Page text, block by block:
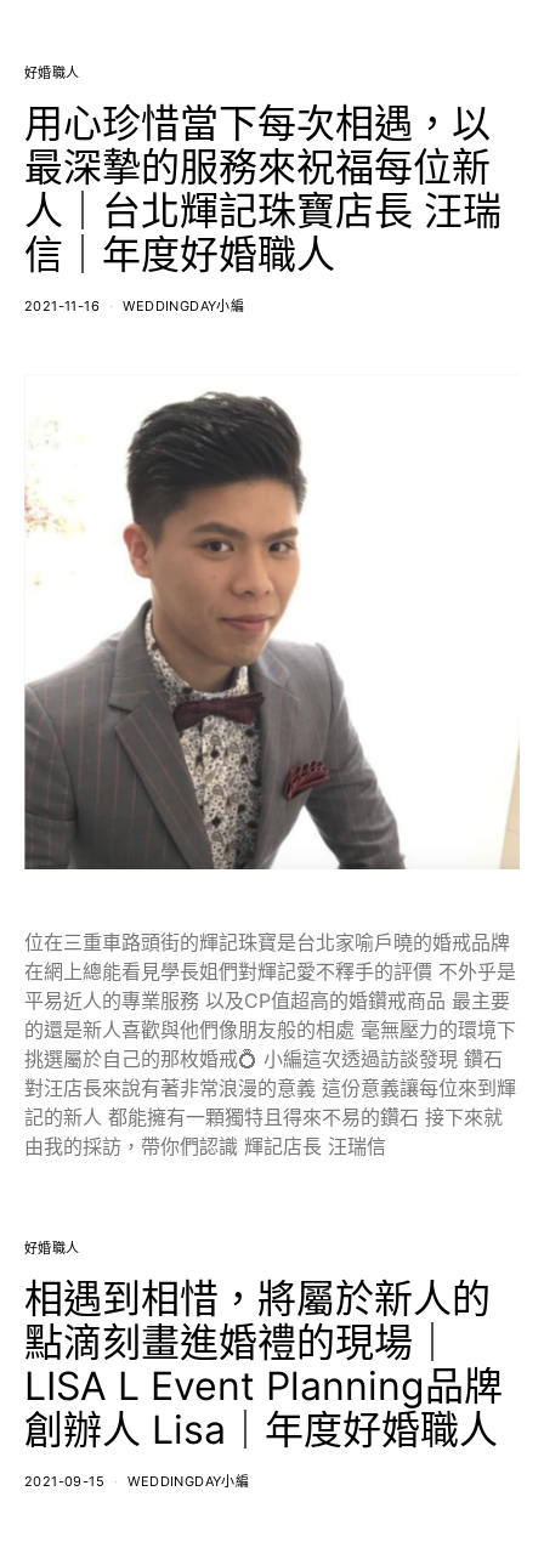
好婚職人
用心珍惜當下每次相遇，以
最深摯的服務來祝福每位新
人｜台北輝記珠寶店長 汪瑞
信｜年度好婚職人
2021-11-16 WEDDINGDAY小編
位在三重車路頭街的輝記珠寶是台北家喻戶曉的婚戒品牌
在網上總能看見學長姐們對輝記愛不釋手的評價 不外乎是
平易近人的專業服務 以及CP值超高的婚鑽戒商品 最主要
的還是新人喜歡與他們像朋友般的相處 毫無壓力的環境下
挑選屬於自己的那枚婚戒💍 小編這次透過訪談發現 鑽石
對汪店長來說有著非常浪漫的意義 這份意義讓每位來到輝
記的新人 都能擁有一顆獨特且得來不易的鑽石 接下來就
由我的採訪，帶你們認識 輝記店長 汪瑞信
好婚職人
相遇到相惜，將屬於新人的
點滴刻畫進婚禮的現場｜
LISA L Event Planning品牌
創辦人 Lisa｜年度好婚職人
2021-09-15 WEDDINGDAY小編